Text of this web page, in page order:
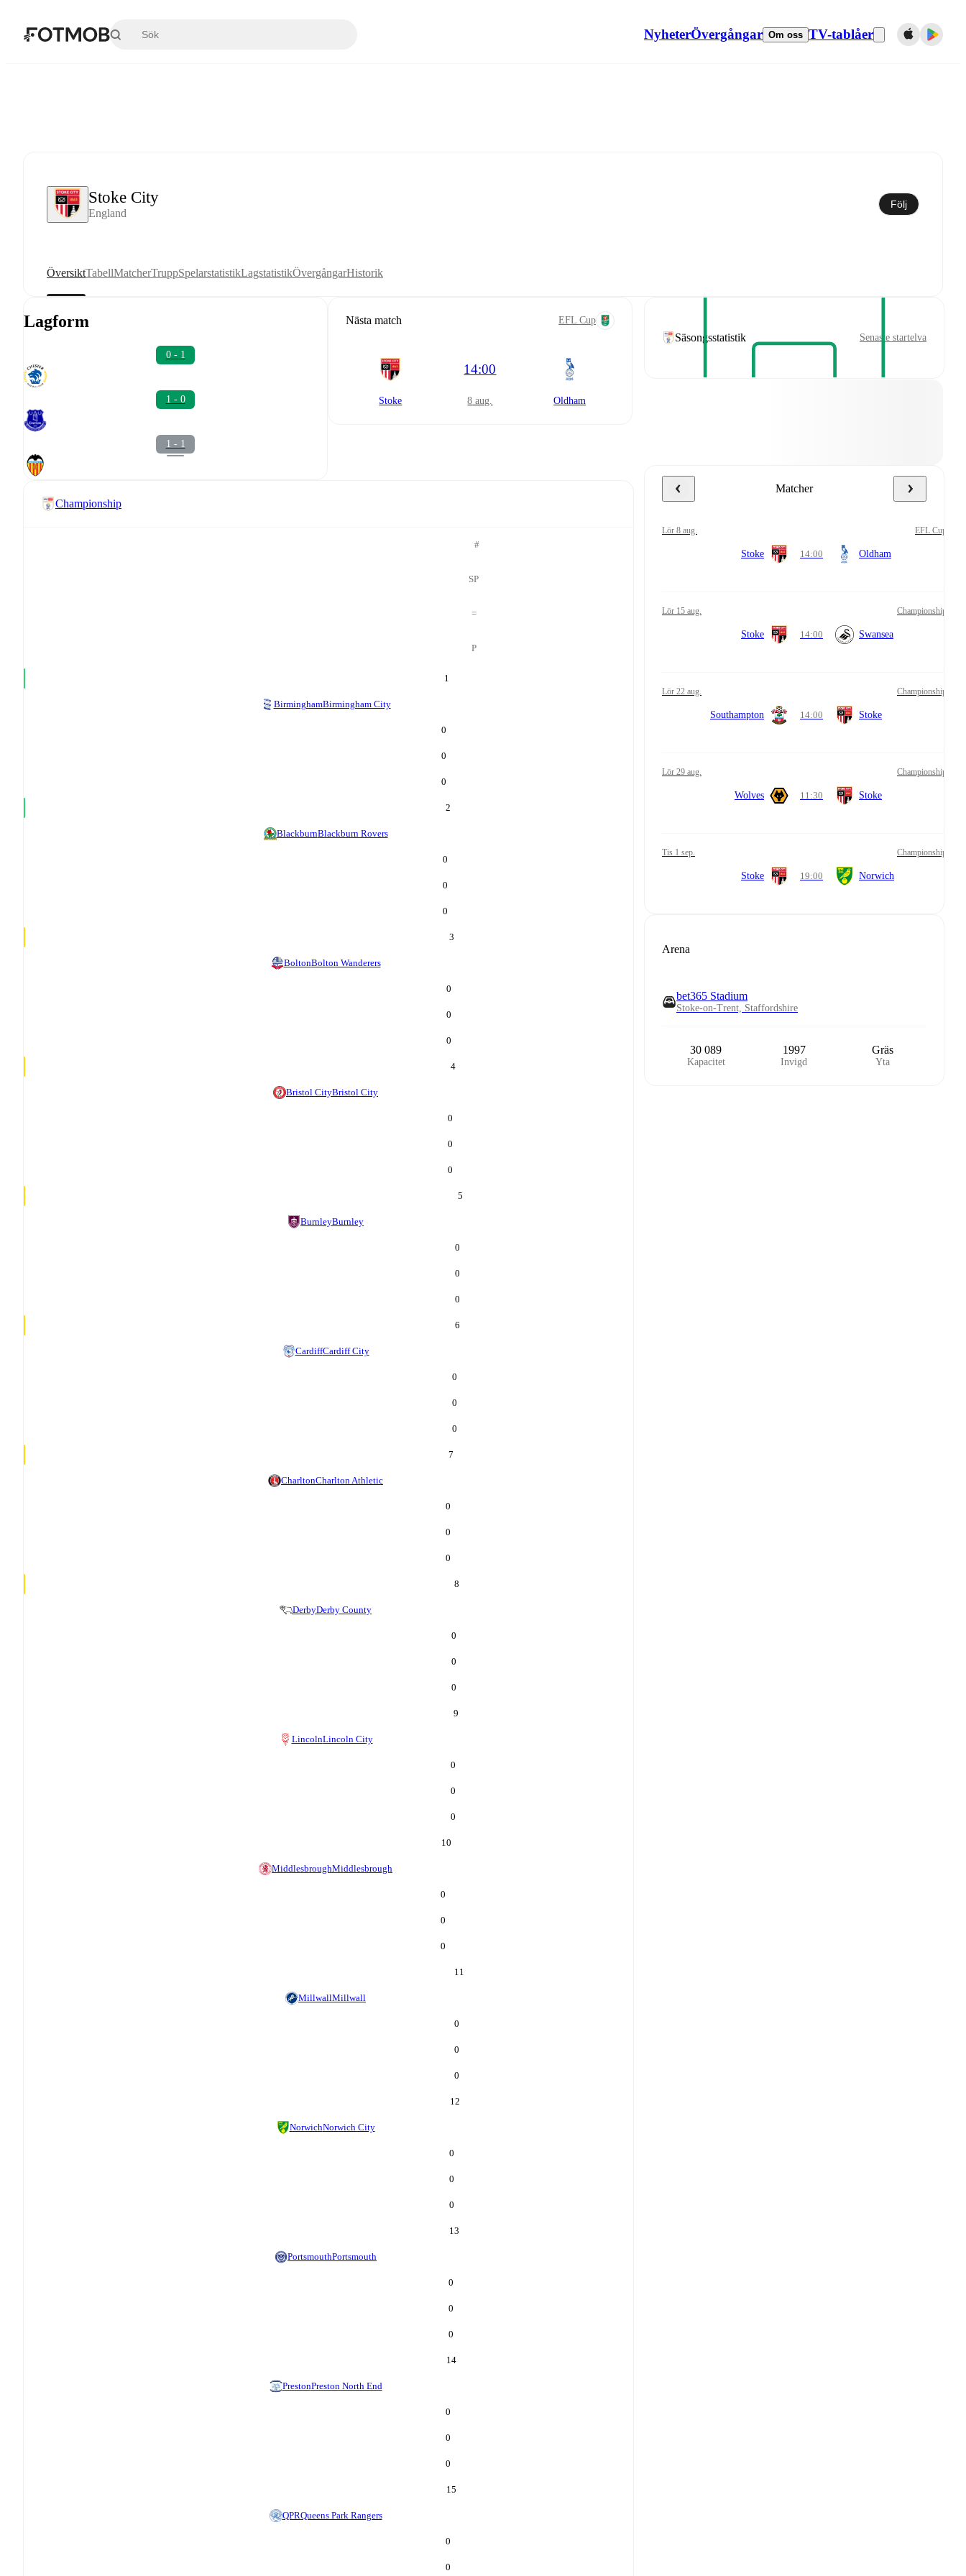
NyheterÖvergångar Om oss TV-tablåer
Stoke City
England
Följ
ÖversiktTabellMatcherTruppSpelarstatistikLagstatistikÖvergångarHistorik
Lagform
0 - 1
1 - 0
1 - 1
Nästa match EFL Cup
Stoke
14:00
8 aug. Oldham
Championship
#
SP
=
P
1
BirminghamBirmingham City
0
0
0
2
BlackburnBlackburn Rovers
0
0
0
3
BoltonBolton Wanderers
0
0
0
4
Bristol CityBristol City
0
0
0
5
BurnleyBurnley
0
0
0
6
CardiffCardiff City
0
0
0
7
CharltonCharlton Athletic
0
0
0
8
DerbyDerby County
0
0
0
9
LincolnLincoln City
0
0
0
10
MiddlesbroughMiddlesbrough
0
0
0
11
MillwallMillwall
0
0
0
12
NorwichNorwich City
0
0
0
13
PortsmouthPortsmouth
0
0
0
14
PrestonPreston North End
0
0
0
15
QPRQueens Park Rangers
0
0
Säsongsstatistik Senaste startelva
Matcher
lör 8 aug. EFL Cup
Stoke 14:00 Oldham
lör 15 aug. Championship
Stoke 14:00 Swansea
lör 22 aug. Championship
Southampton 14:00 Stoke
lör 29 aug. Championship
Wolves 11:30 Stoke
tis 1 sep. Championship
Stoke 19:00 Norwich
Arena
bet365 Stadium
Stoke-on-Trent, Staffordshire
30 089
Kapacitet
1997
Invigd
Gräs
Yta